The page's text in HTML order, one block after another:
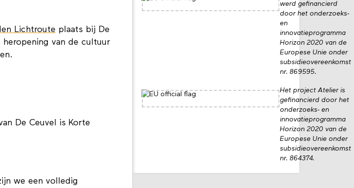
Lichtroute plaats bij De
van de cultuur
De Ceuvel is Korte
we een volledig
werd gefinancierd
door het onderzoeks-
en
innovatieprogramma
Horizon 2020 van de
Europese Unie onder
subsidieovereenkomst
nr. 869595.
Het project Atelier is
gefinancierd door het
onderzoeks- en
innovatieprogramma
Horizon 2020 van de
Europese Unie onder
subsidieovereenkomst
nr. 864374.